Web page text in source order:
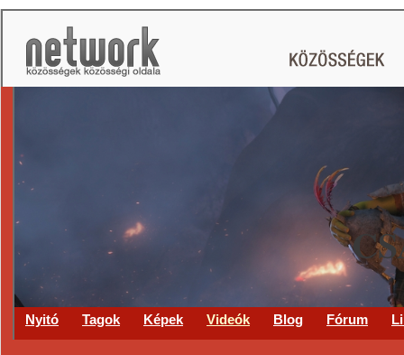
Nyitó Tagok Képek Videók Blog Fórum